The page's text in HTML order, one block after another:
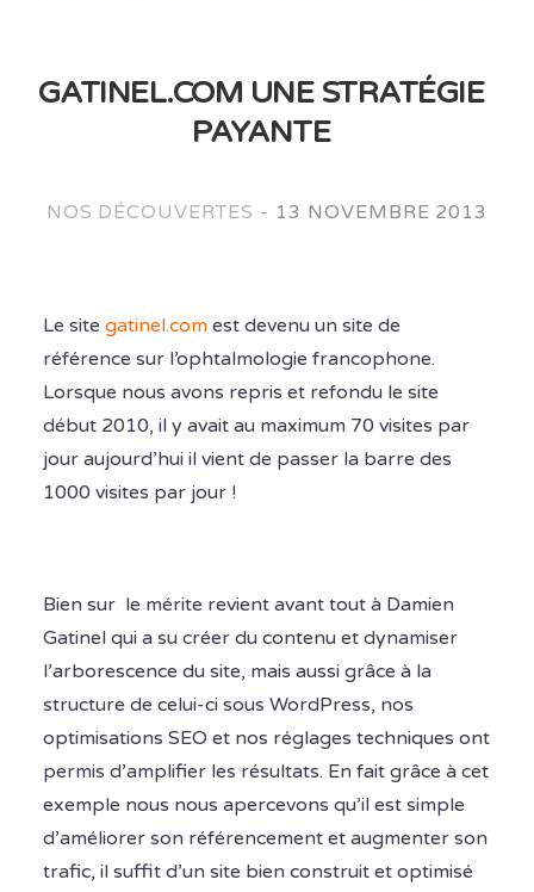
GATINEL.COM UNE STRATÉGIE
PAYANTE
NOS DÉCOUVERTES - 13 NOVEMBRE 2013
Le site gatinel.com est devenu un site de
référence sur l’ophtalmologie francophone.
Lorsque nous avons repris et refondu le site
début 2010, il y avait au maximum 70 visites par
jour aujourd’hui il vient de passer la barre des
1000 visites par jour !
Bien sur le mérite revient avant tout à Damien
Gatinel qui a su créer du contenu et dynamiser
l’arborescence du site, mais aussi grâce à la
structure de celui-ci sous WordPress, nos
optimisations SEO et nos réglages techniques ont
permis d’amplifier les résultats. En fait grâce à cet
exemple nous nous apercevons qu’il est simple
d’améliorer son référencement et augmenter son
trafic, il suffit d’un site bien construit et optimisé